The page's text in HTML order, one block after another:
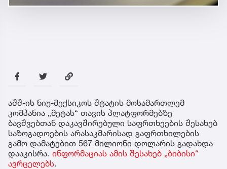
აშშ-ის ნიუ-მექსიკოს შტატის მოსამართლემ
კომპანია „მეტას“ თავის პლატფორმებზე
ბავშვებთან დაკავშირებული საფრთხეების შესახებ
საზოგადოების არასაკმარისად გაფრთხილების
გამო დამატებით 567 მილიონი დოლარის გადახდა
დააკისრა. ინფორმაციას ამის შესახებ „ბიბისი“
ავრცელებს.